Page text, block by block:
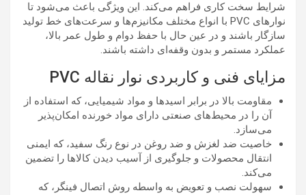
شرایط سخت کاری فراهم می‌کند. این ویژگی باعث می‌شود تا
نوارهای PVC با انواع مختلف مکانیزم‌ها و سرعت‌های خط تولید
سازگار باشند و در عین حال با حفظ دوام و طول عمر بالا،
عملکرد مستمر و بدون وقفه‌ای داشته باشند.
مزایای فنی و کاربردی نوار نقاله PVC
مقاومت بالا در برابر اسیدها و مواد شیمیایی، که استفاده از
آن را در محیط‌های صنعتی دارای مواد خورنده امکان‌پذیر
می‌سازد.
خاصیت ضد لغزش و ضد روغن در نوع رنگ سفید، که ایمنی
انتقال محصولات و جلوگیری از آسیب دیدن کالاها را تضمین
می‌کند.
سهولت نصب و تعویض به واسطه روش اتصال فینگر، که